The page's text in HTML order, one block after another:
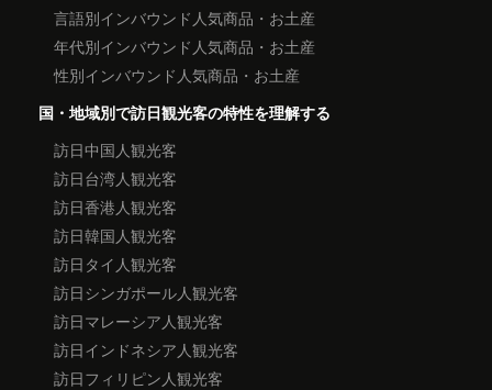
言語別インバウンド人気商品・お土産
年代別インバウンド人気商品・お土産
性別インバウンド人気商品・お土産
国・地域別で訪日観光客の特性を理解する
訪日中国人観光客
訪日台湾人観光客
訪日香港人観光客
訪日韓国人観光客
訪日タイ人観光客
訪日シンガポール人観光客
訪日マレーシア人観光客
訪日インドネシア人観光客
訪日フィリピン人観光客